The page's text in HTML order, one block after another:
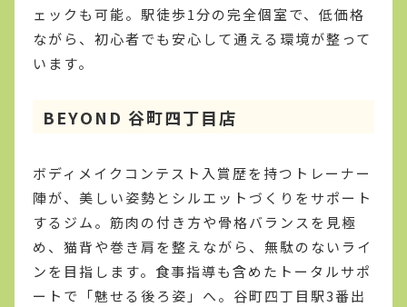
ェックも可能。駅徒歩1分の完全個室で、低価格
ながら、初心者でも安心して通える環境が整って
います。
BEYOND 谷町四丁目店
ボディメイクコンテスト入賞歴を持つトレーナー
陣が、美しい姿勢とシルエットづくりをサポート
するジム。筋肉の付き方や骨格バランスを見極
め、猫背や巻き肩を整えながら、無駄のないライ
ンを目指します。食事指導も含めたトータルサポ
ートで「魅せる後ろ姿」へ。谷町四丁目駅3番出